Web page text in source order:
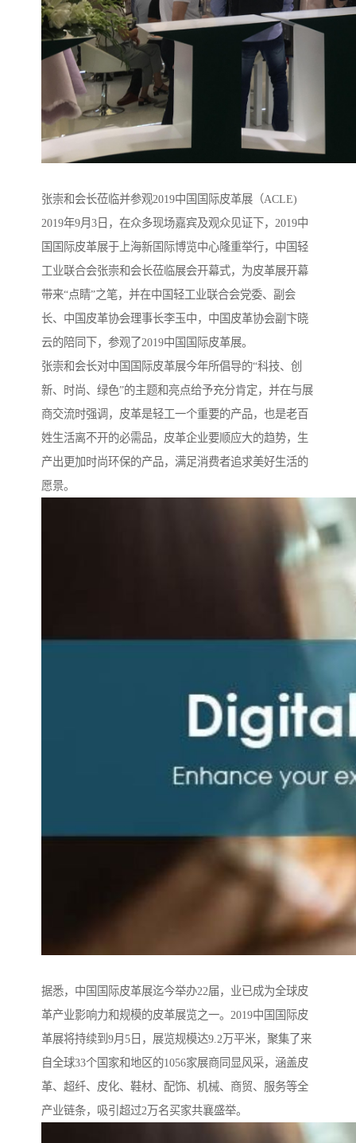
张崇和会长莅临并参观2019中国国际皮革展（ACLE)
2019年9月3日，在众多现场嘉宾及观众见证下，2019中
国国际皮革展于上海新国际博览中心隆重举行，中国轻
工业联合会张崇和会长莅临展会开幕式，为皮革展开幕
带来“点睛”之笔，并在中国轻工业联合会党委、副会
长、中国皮革协会理事长李玉中，中国皮革协会副卞晓
云的陪同下，参观了2019中国国际皮革展。
张崇和会长对中国国际皮革展今年所倡导的“科技、创
新、时尚、绿色”的主题和亮点给予充分肯定，并在与展
商交流时强调，皮革是轻工一个重要的产品，也是老百
姓生活离不开的必需品，皮革企业要顺应大的趋势，生
产出更加时尚环保的产品，满足消费者追求美好生活的
愿景。
据悉，中国国际皮革展迄今举办22届，业已成为全球皮
革产业影响力和规模的皮革展览之一。2019中国国际皮
革展将持续到9月5日，展览规模达9.2万平米，聚集了来
自全球33个国家和地区的1056家展商同显风采，涵盖皮
革、超纤、皮化、鞋材、配饰、机械、商贸、服务等全
产业链条，吸引超过2万名买家共襄盛举。